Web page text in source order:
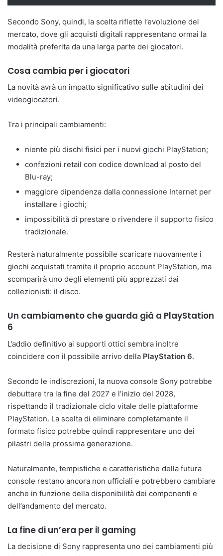
Secondo Sony, quindi, la scelta riflette l’evoluzione del
mercato, dove gli acquisti digitali rappresentano ormai la
modalità preferita da una larga parte dei giocatori.
Cosa cambia per i giocatori
La novità avrà un impatto significativo sulle abitudini dei
videogiocatori.
Tra i principali cambiamenti:
niente più dischi fisici per i nuovi giochi PlayStation;
confezioni retail con codice download al posto del
Blu-ray;
maggiore dipendenza dalla connessione Internet per
installare i giochi;
impossibilità di prestare o rivendere il supporto fisico
tradizionale.
Resterà naturalmente possibile scaricare nuovamente i
giochi acquistati tramite il proprio account PlayStation, ma
scomparirà uno degli elementi più apprezzati dai
collezionisti: il disco.
Un cambiamento che guarda già a PlayStation
6
L’addio definitivo ai supporti ottici sembra inoltre
coincidere con il possibile arrivo della PlayStation 6.
Secondo le indiscrezioni, la nuova console Sony potrebbe
debuttare tra la fine del 2027 e l’inizio del 2028,
rispettando il tradizionale ciclo vitale delle piattaforme
PlayStation. La scelta di eliminare completamente il
formato fisico potrebbe quindi rappresentare uno dei
pilastri della prossima generazione.
Naturalmente, tempistiche e caratteristiche della futura
console restano ancora non ufficiali e potrebbero cambiare
anche in funzione della disponibilità dei componenti e
dell’andamento del mercato.
La fine di un’era per il gaming
La decisione di Sony rappresenta uno dei cambiamenti più